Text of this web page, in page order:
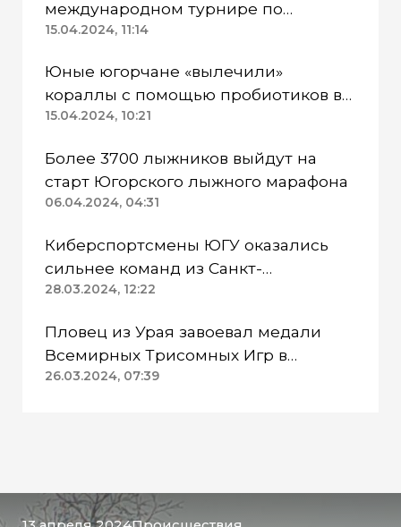
международном турнире по
вольной борьбе
15.04.2024, 11:14
Юные югорчане «вылечили»
кораллы с помощью пробиотиков в
Тюмени
15.04.2024, 10:21
Более 3700 лыжников выйдут на
старт Югорского лыжного марафона
06.04.2024, 04:31
Киберспортсмены ЮГУ оказались
сильнее команд из Санкт-
Петербурга, Тюмени и Омска
28.03.2024, 12:22
Пловец из Урая завоевал медали
Всемирных Трисомных Игр в
Анталии
26.03.2024, 07:39